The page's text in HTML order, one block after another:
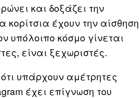
και δοξάζει την
έχουν την αίσθηση
υπόλοιπο κόσμο γίνεται
είναι ξεχωριστές.
υπάρχουν αμέτρητες
έχει επίγνωση του